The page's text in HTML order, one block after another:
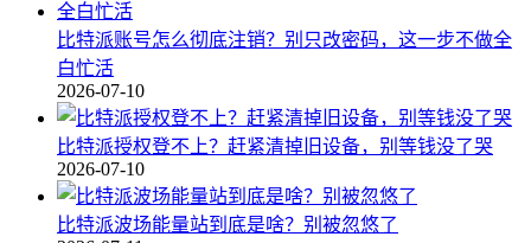
比特派账号怎么彻底注销？别只改密码，这一步不做全
白忙活
2026-07-10
比特派授权登不上？赶紧清掉旧设备，别等钱没了哭
2026-07-10
比特派波场能量站到底是啥？别被忽悠了